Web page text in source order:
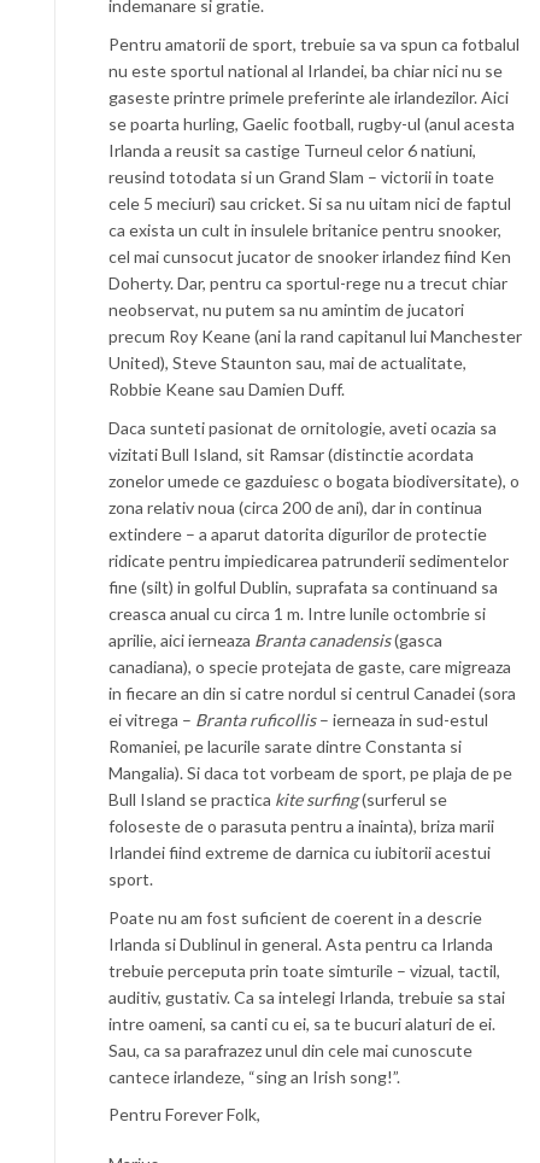
indemanare si gratie.
Pentru amatorii de sport, trebuie sa va spun ca fotbalul
nu este sportul national al Irlandei, ba chiar nici nu se
gaseste printre primele preferinte ale irlandezilor. Aici
se poarta hurling, Gaelic football, rugby-ul (anul acesta
Irlanda a reusit sa castige Turneul celor 6 natiuni,
reusind totodata si un Grand Slam – victorii in toate
cele 5 meciuri) sau cricket. Si sa nu uitam nici de faptul
ca exista un cult in insulele britanice pentru snooker,
cel mai cunsocut jucator de snooker irlandez fiind Ken
Doherty. Dar, pentru ca sportul-rege nu a trecut chiar
neobservat, nu putem sa nu amintim de jucatori
precum Roy Keane (ani la rand capitanul lui Manchester
United), Steve Staunton sau, mai de actualitate,
Robbie Keane sau Damien Duff.
Daca sunteti pasionat de ornitologie, aveti ocazia sa
vizitati Bull Island, sit Ramsar (distinctie acordata
zonelor umede ce gazduiesc o bogata biodiversitate), o
zona relativ noua (circa 200 de ani), dar in continua
extindere – a aparut datorita digurilor de protectie
ridicate pentru impiedicarea patrunderii sedimentelor
fine (silt) in golful Dublin, suprafata sa continuand sa
creasca anual cu circa 1 m. Intre lunile octombrie si
aprilie, aici ierneaza Branta canadensis(gasca
canadiana), o specie protejata de gaste, care migreaza
in fiecare an din si catre nordul si centrul Canadei (sora
ei vitrega – Branta ruficollis– ierneaza in sud-estul
Romaniei, pe lacurile sarate dintre Constanta si
Mangalia). Si daca tot vorbeam de sport, pe plaja de pe
Bull Island se practica kite surfing(surferul se
foloseste de o parasuta pentru a inainta), briza marii
Irlandei fiind extreme de darnica cu iubitorii acestui
sport.
Poate nu am fost suficient de coerent in a descrie
Irlanda si Dublinul in general. Asta pentru ca Irlanda
trebuie perceputa prin toate simturile – vizual, tactil,
auditiv, gustativ. Ca sa intelegi Irlanda, trebuie sa stai
intre oameni, sa canti cu ei, sa te bucuri alaturi de ei.
Sau, ca sa parafrazez unul din cele mai cunoscute
cantece irlandeze, “sing an Irish song!”.
Pentru Forever Folk,